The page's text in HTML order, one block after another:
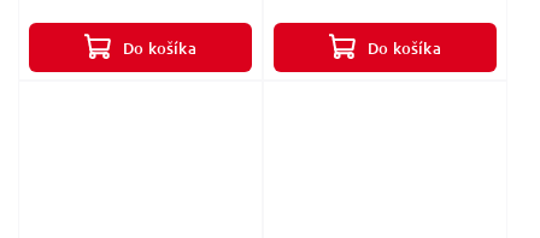
Do košíka Do košíka
Integrovaná...